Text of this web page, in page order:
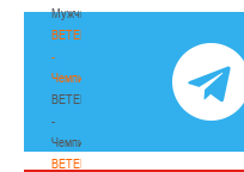
Мужчины
BETERA
-
Чемпионат
BETERA
-
Чемпионат
BETERA